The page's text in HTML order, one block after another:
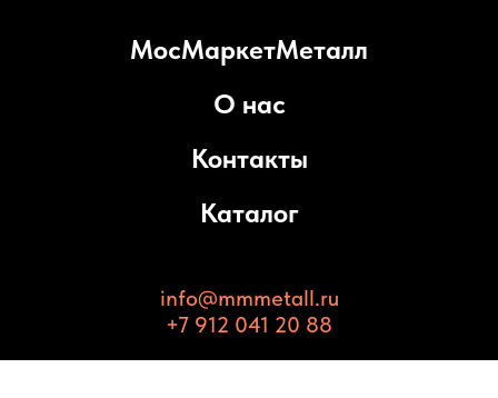
МосМаркетМеталл
О нас
Контакты
Каталог
info@mmmetall.ru
+7 912 041 20 88